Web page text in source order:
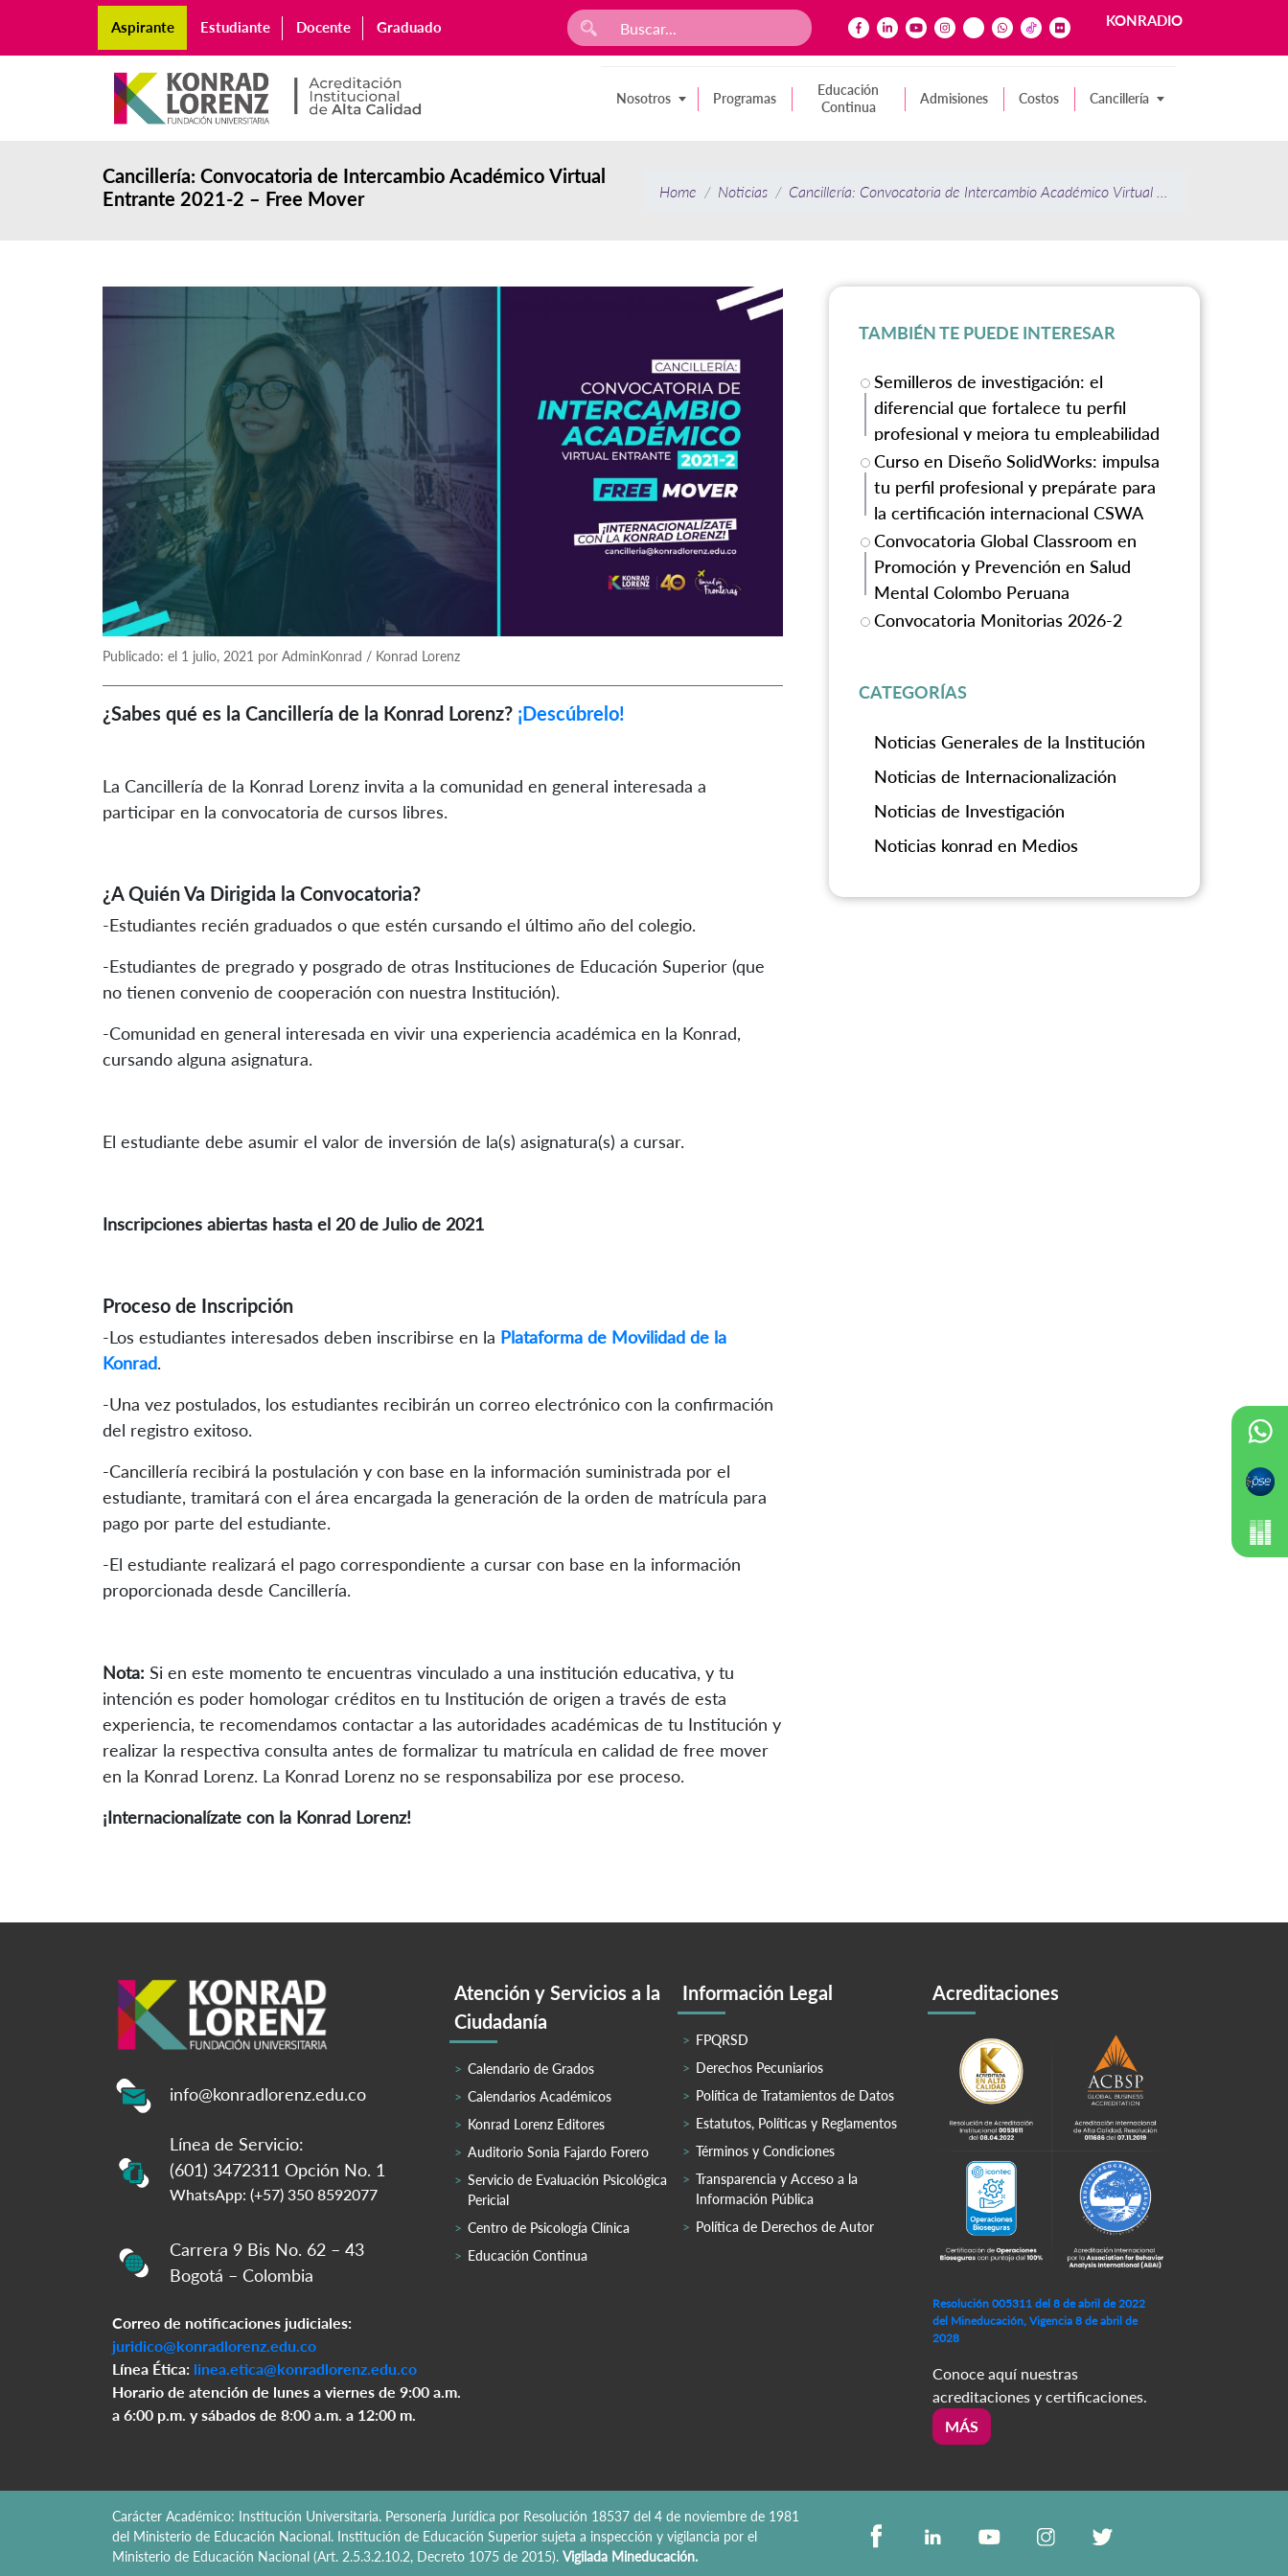
Aspirante Estudiante Docente Graduado KONRADIO
Nosotros Programas
Educación
Continua
Admisiones Costos Cancillería
Cancillería: Convocatoria de Intercambio Académico Virtual
Entrante 2021-2 – Free Mover
Home Noticias Cancillería: Convocatoria de Intercambio Académico Virtual Entrante 2021-2 –
Publicado: el 1 julio, 2021 por AdminKonrad / Konrad Lorenz
¿Sabes qué es la Cancillería de la Konrad Lorenz? ¡Descúbrelo!
La Cancillería de la Konrad Lorenz invita a la comunidad en general interesada a
participar en la convocatoria de cursos libres.
¿A Quién Va Dirigida la Convocatoria?
-Estudiantes recién graduados o que estén cursando el último año del colegio.
-Estudiantes de pregrado y posgrado de otras Instituciones de Educación Superior (que
no tienen convenio de cooperación con nuestra Institución).
-Comunidad en general interesada en vivir una experiencia académica en la Konrad,
cursando alguna asignatura.
El estudiante debe asumir el valor de inversión de la(s) asignatura(s) a cursar.
Inscripciones abiertas hasta el 20 de Julio de 2021
Proceso de Inscripción
-Los estudiantes interesados deben inscribirse en la Plataforma de Movilidad de la
Konrad.
-Una vez postulados, los estudiantes recibirán un correo electrónico con la confirmación
del registro exitoso.
-Cancillería recibirá la postulación y con base en la información suministrada por el
estudiante, tramitará con el área encargada la generación de la orden de matrícula para
pago por parte del estudiante.
-El estudiante realizará el pago correspondiente a cursar con base en la información
proporcionada desde Cancillería.
Nota: Si en este momento te encuentras vinculado a una institución educativa, y tu
intención es poder homologar créditos en tu Institución de origen a través de esta
experiencia, te recomendamos contactar a las autoridades académicas de tu Institución y
realizar la respectiva consulta antes de formalizar tu matrícula en calidad de free mover
en la Konrad Lorenz. La Konrad Lorenz no se responsabiliza por ese proceso.
¡Internacionalízate con la Konrad Lorenz!
TAMBIÉN TE PUEDE INTERESAR
Semilleros de investigación: el
diferencial que fortalece tu perfil
profesional y mejora tu empleabilidad
Curso en Diseño SolidWorks: impulsa
tu perfil profesional y prepárate para
la certificación internacional CSWA
Convocatoria Global Classroom en
Promoción y Prevención en Salud
Mental Colombo Peruana
Convocatoria Monitorias 2026-2
CATEGORÍAS
Noticias Generales de la Institución
Noticias de Internacionalización
Noticias de Investigación
Noticias konrad en Medios
info@konradlorenz.edu.co
Línea de Servicio:
(601) 3472311 Opción No. 1
WhatsApp: (+57) 350 8592077
Carrera 9 Bis No. 62 – 43
Bogotá – Colombia
Correo de notificaciones judiciales:
juridico@konradlorenz.edu.co
Línea Ética: linea.etica@konradlorenz.edu.co
Horario de atención de lunes a viernes de 9:00 a.m.
a 6:00 p.m. y sábados de 8:00 a.m. a 12:00 m.
Atención y Servicios a la
Ciudadanía
Calendario de Grados
Calendarios Académicos
Konrad Lorenz Editores
Auditorio Sonia Fajardo Forero
Servicio de Evaluación Psicológica
Pericial
Centro de Psicología Clínica
Educación Continua
Información Legal
FPQRSD
Derechos Pecuniarios
Política de Tratamientos de Datos
Estatutos, Políticas y Reglamentos
Términos y Condiciones
Transparencia y Acceso a la
Información Pública
Política de Derechos de Autor
Acreditaciones
Resolución 005311 del 8 de abril de 2022
del Mineducación, Vigencia 8 de abril de
2028
Conoce aquí nuestras
acreditaciones y certificaciones.
MÁS
Carácter Académico: Institución Universitaria. Personería Jurídica por Resolución 18537 del 4 de noviembre de 1981
del Ministerio de Educación Nacional. Institución de Educación Superior sujeta a inspección y vigilancia por el
Ministerio de Educación Nacional (Art. 2.5.3.2.10.2, Decreto 1075 de 2015). Vigilada Mineducación.